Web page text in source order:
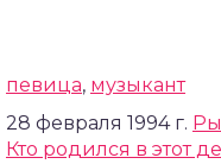
певица, музыкант
28 февраля 1994 г.
Кто родился в этот